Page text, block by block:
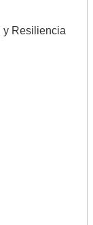
y Resiliencia